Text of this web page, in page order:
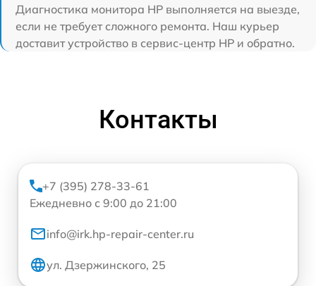
Диагностика монитора HP выполняется на выезде,
если не требует сложного ремонта. Наш курьер
доставит устройство в сервис-центр HP и обратно.
Контакты
+7 (395) 278-33-61
Ежедневно с 9:00 до 21:00
info@irk.hp-repair-center.ru
ул. Дзержинского, 25